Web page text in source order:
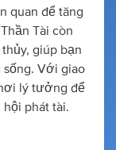
quan để tăng
Tài còn
giúp bạn
sống. Với giao
lý tưởng để
hội phát tài.